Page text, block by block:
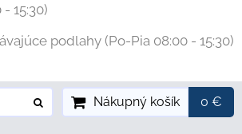
15:30)
podlahy (Po-Pia 08:00 - 15:30)
Nákupný košík 0 €